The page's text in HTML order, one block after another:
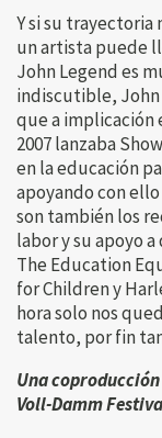
Y si su
un artista puede
John Legend es
indiscutible,
que a implicación
2007 lanzaba
en la educación
apoyando con
son también los
labor y su apoyo
The Education
for Children y
hora solo nos
talento, por fin
Una
Voll-Damm